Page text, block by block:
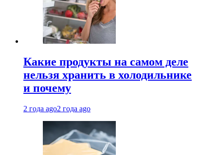
Какие продукты на самом деле
нельзя хранить в холодильнике
и почему
2 года ago2 года ago